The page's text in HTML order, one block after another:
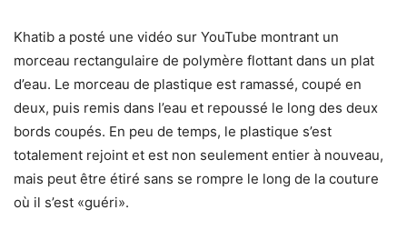
Khatib a posté une vidéo sur YouTube montrant un
morceau rectangulaire de polymère flottant dans un plat
d’eau. Le morceau de plastique est ramassé, coupé en
deux, puis remis dans l’eau et repoussé le long des deux
bords coupés. En peu de temps, le plastique s’est
totalement rejoint et est non seulement entier à nouveau,
mais peut être étiré sans se rompre le long de la couture
où il s’est «guéri».